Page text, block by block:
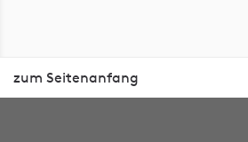
zum Seitenanfang